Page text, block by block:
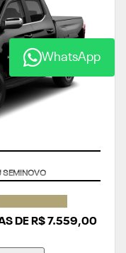
DE R$ 7.559,00
WhatsApp